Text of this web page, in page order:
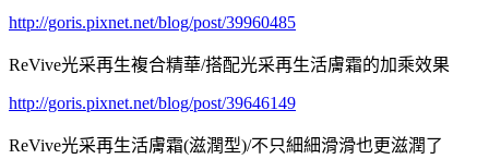
http://goris.pixnet.net/blog/post/39960485
ReVive光采再生複合精華/搭配光采再生活膚霜的加乘效果
http://goris.pixnet.net/blog/post/39646149
ReVive光采再生活膚霜(滋潤型)/不只細細滑滑也更滋潤了